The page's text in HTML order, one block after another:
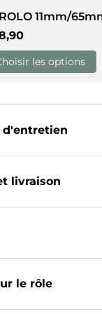
galerie
la vue de
11mm/
habituel
les options
livraison
le rôle